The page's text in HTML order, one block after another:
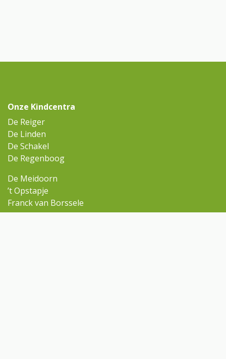
Onze Kindcentra
De Reiger
De Linden
De Schakel
De Regenboog
De Meidoorn
’t Opstapje
Franck van Borssele